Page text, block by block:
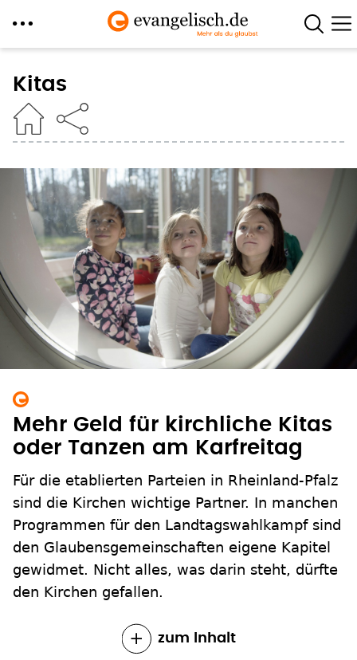
zum
Inhalt
Kitas
Mehr Geld für kirchliche Kitas
oder Tanzen am Karfreitag
Für die etablierten Parteien in Rheinland-Pfalz
sind die Kirchen wichtige Partner. In manchen
Programmen für den Landtagswahlkampf sind
den Glaubensgemeinschaften eigene Kapitel
gewidmet. Nicht alles, was darin steht, dürfte
den Kirchen gefallen.
zum Inhalt